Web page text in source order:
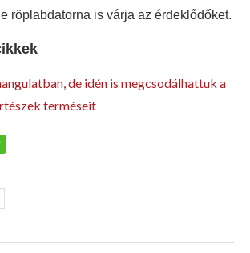
röplabdatorna is várja az érdeklődőket.
de idén is megcsodálhattuk a
terméseit